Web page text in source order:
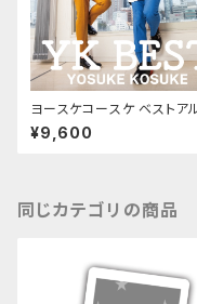
ヨースケコースケ ベストアルバ
ム「YK BEST」
¥9,600
同じカテゴリの商品